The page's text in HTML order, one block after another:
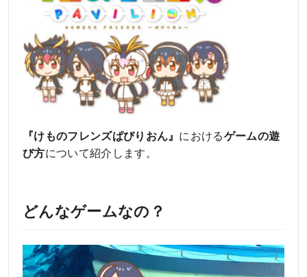
『けものフレンズぱびりおん』 におけるゲームの遊
び方について紹介します。
どんなゲームなの？